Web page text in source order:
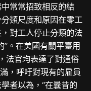
常常招致相反的結
類尺度和原因在零工
對工人停止分類的法
”。在美國有關平臺用
法官均表達了對通俗
，呼吁對現有的雇員
者以為，“在曩昔的